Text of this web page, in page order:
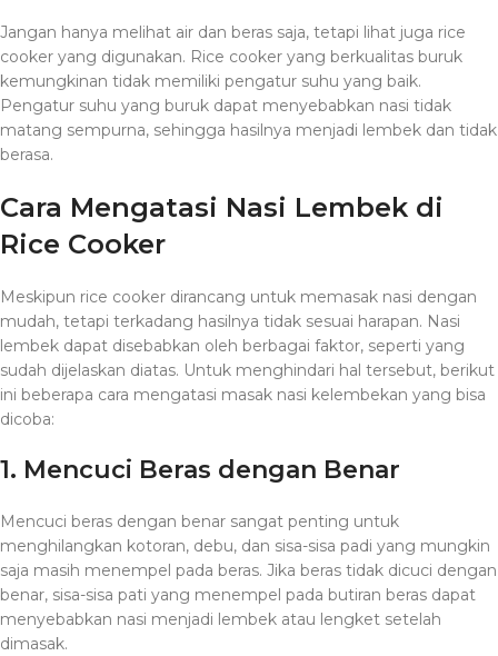
Jangan hanya melihat air dan beras saja, tetapi lihat juga rice
cooker yang digunakan. Rice cooker yang berkualitas buruk
kemungkinan tidak memiliki pengatur suhu yang baik.
Pengatur suhu yang buruk dapat menyebabkan nasi tidak
matang sempurna, sehingga hasilnya menjadi lembek dan tidak
berasa.
Cara Mengatasi Nasi Lembek di
Rice Cooker
Meskipun rice cooker dirancang untuk memasak nasi dengan
mudah, tetapi terkadang hasilnya tidak sesuai harapan. Nasi
lembek dapat disebabkan oleh berbagai faktor, seperti yang
sudah dijelaskan diatas. Untuk menghindari hal tersebut, berikut
ini beberapa cara mengatasi masak nasi kelembekan yang bisa
dicoba:
1. Mencuci Beras dengan Benar
Mencuci beras dengan benar sangat penting untuk
menghilangkan kotoran, debu, dan sisa-sisa padi yang mungkin
saja masih menempel pada beras. Jika beras tidak dicuci dengan
benar, sisa-sisa pati yang menempel pada butiran beras dapat
menyebabkan nasi menjadi lembek atau lengket setelah
dimasak.